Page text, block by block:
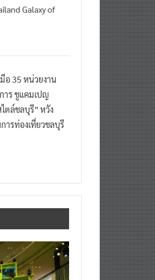
Galaxy of
อ 35 หน่วยงาน
าร ชูแคมเปญ
ตล์ชลบุรี” หวัง
ารท่องเที่ยวชลบุรี